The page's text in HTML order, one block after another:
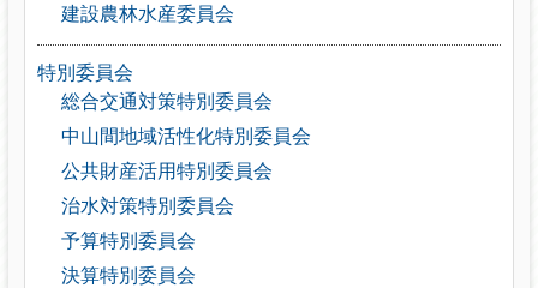
建設農林水産委員会
特別委員会
総合交通対策特別委員会
中山間地域活性化特別委員会
公共財産活用特別委員会
治水対策特別委員会
予算特別委員会
決算特別委員会